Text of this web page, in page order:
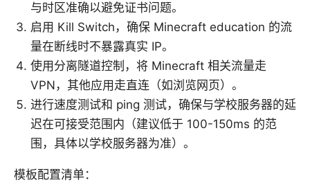
与时区准确以避免证书问题。
启用 Kill Switch，确保 Minecraft education 的流
量在断线时不暴露真实 IP。
使用分离隧道控制，将 Minecraft 相关流量走
VPN，其他应用走直连（如浏览网页）。
进行速度测试和 ping 测试，确保与学校服务器的延
迟在可接受范围内（建议低于 100-150ms 的范
围，具体以学校服务器为准）。
模板配置清单：